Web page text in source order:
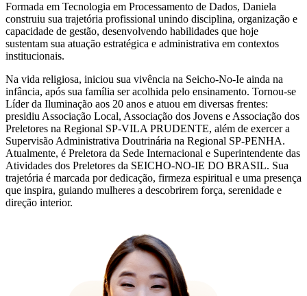
Formada em Tecnologia em Processamento de Dados, Daniela
construiu sua trajetória profissional unindo disciplina, organização e
capacidade de gestão, desenvolvendo habilidades que hoje
sustentam sua atuação estratégica e administrativa em contextos
institucionais.
Na vida religiosa, iniciou sua vivência na Seicho-No-Ie ainda na
infância, após sua família ser acolhida pelo ensinamento. Tornou-se
Líder da Iluminação aos 20 anos e atuou em diversas frentes:
presidiu Associação Local, Associação dos Jovens e Associação dos
Preletores na Regional SP-VILA PRUDENTE, além de exercer a
Supervisão Administrativa Doutrinária na Regional SP-PENHA.
Atualmente, é Preletora da Sede Internacional e Superintendente das
Atividades dos Preletores da SEICHO-NO-IE DO BRASIL. Sua
trajetória é marcada por dedicação, firmeza espiritual e uma presença
que inspira, guiando mulheres a descobrirem força, serenidade e
direção interior.